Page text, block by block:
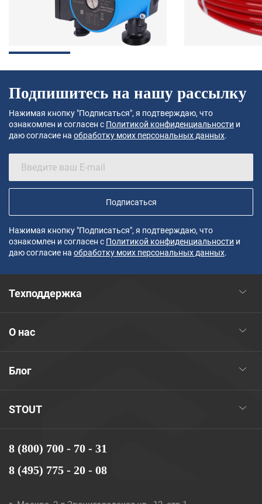
Подпишитесь на нашу рассылку
Нажимая кнопку "Подписаться", я подтверждаю, что
ознакомлен и согласен с Политикой конфиденциальности и
даю согласие на обработку моих персональных данных.
Подписаться
Нажимая кнопку "Подписаться", я подтверждаю, что
ознакомлен и согласен с Политикой конфиденциальности и
даю согласие на обработку моих персональных данных.
8 (800) 700 - 70 - 31
8 (495) 775 - 20 - 08
STOUT
Блог
О нас
Техподдержка